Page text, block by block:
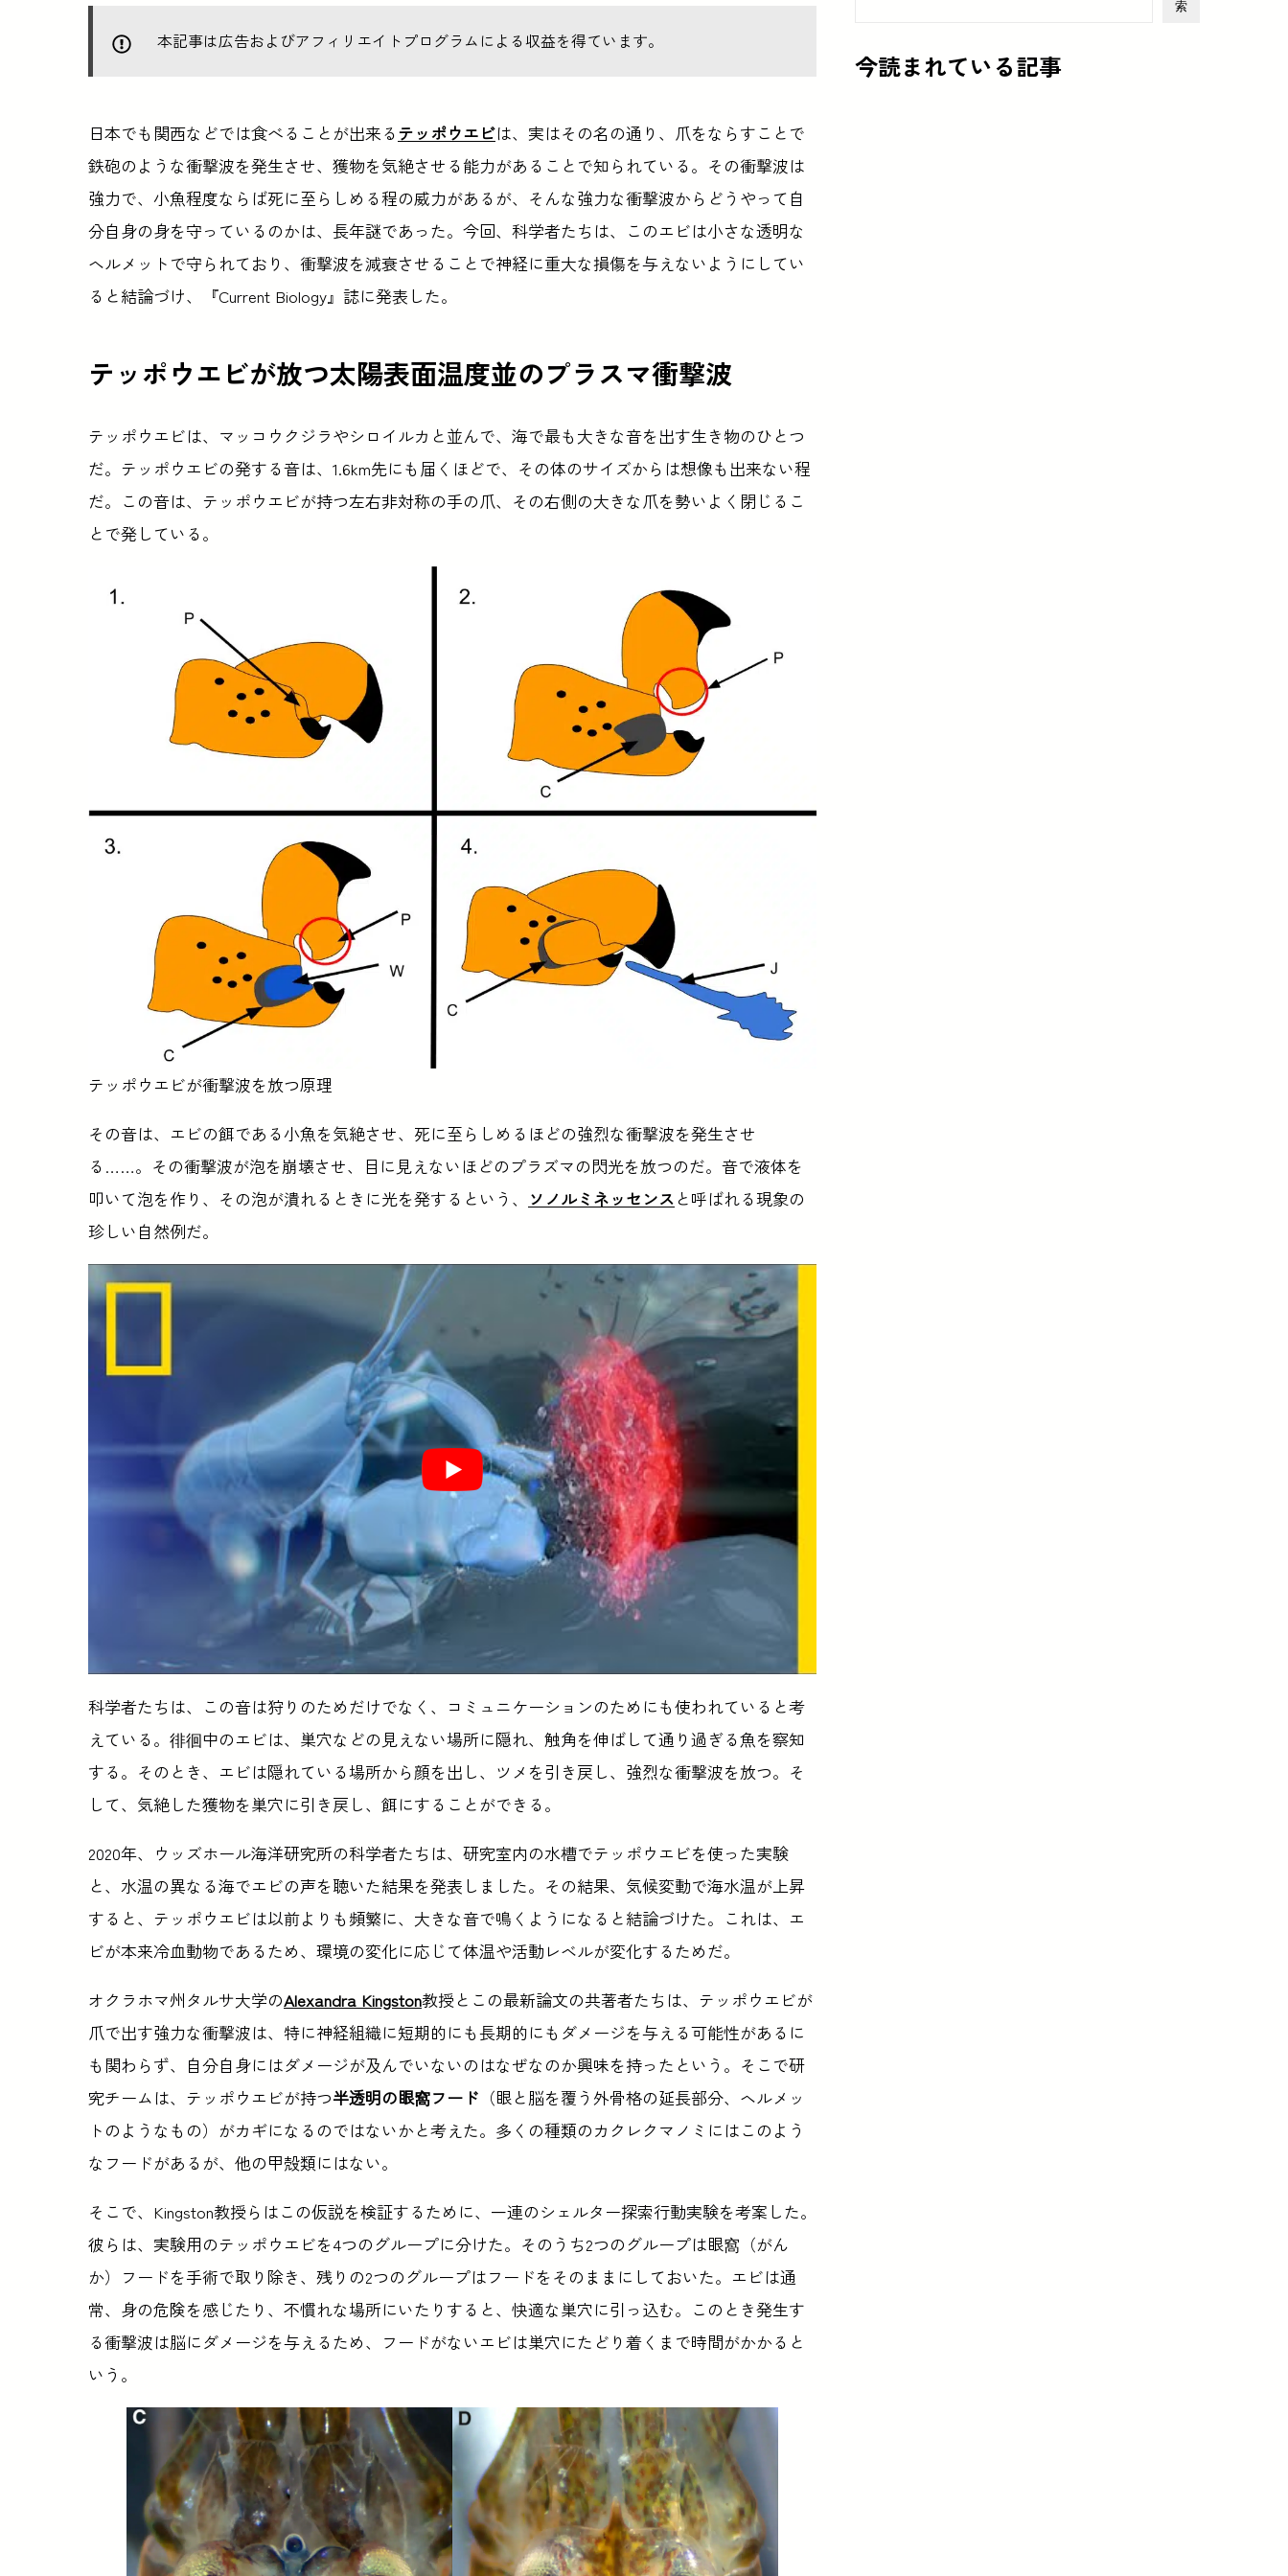
本記事は広告およびアフィリエイトプログラムによる収益を得ています。
日本でも関西などでは食べることが出来るテッポウエビは、実はその名の通り、爪をならすことで
鉄砲のような衝撃波を発生させ、獲物を気絶させる能力があることで知られている。その衝撃波は
強力で、小魚程度ならば死に至らしめる程の威力があるが、そんな強力な衝撃波からどうやって自
分自身の身を守っているのかは、長年謎であった。今回、科学者たちは、このエビは小さな透明な
ヘルメットで守られており、衝撃波を減衰させることで神経に重大な損傷を与えないようにしてい
ると結論づけ、『Current Biology』誌に発表した。
テッポウエビが放つ太陽表面温度並のプラスマ衝撃波
テッポウエビは、マッコウクジラやシロイルカと並んで、海で最も大きな音を出す生き物のひとつ
だ。テッポウエビの発する音は、1.6km先にも届くほどで、その体のサイズからは想像も出来ない程
だ。この音は、テッポウエビが持つ左右非対称の手の爪、その右側の大きな爪を勢いよく閉じるこ
とで発している。
テッポウエビが衝撃波を放つ原理
その音は、エビの餌である小魚を気絶させ、死に至らしめるほどの強烈な衝撃波を発生させ
る……。その衝撃波が泡を崩壊させ、目に見えないほどのプラズマの閃光を放つのだ。音で液体を
叩いて泡を作り、その泡が潰れるときに光を発するという、 ソノルミネッセンス と呼ばれる現象の
珍しい自然例だ。
科学者たちは、この音は狩りのためだけでなく、コミュニケーションのためにも使われていると考
えている。徘徊中のエビは、巣穴などの見えない場所に隠れ、触角を伸ばして通り過ぎる魚を察知
する。そのとき、エビは隠れている場所から顔を出し、ツメを引き戻し、強烈な衝撃波を放つ。そ
して、気絶した獲物を巣穴に引き戻し、餌にすることができる。
2020年、ウッズホール海洋研究所の科学者たちは、研究室内の水槽でテッポウエビを使った実験
と、水温の異なる海でエビの声を聴いた結果を発表しました。その結果、気候変動で海水温が上昇
すると、テッポウエビは以前よりも頻繁に、大きな音で鳴くようになると結論づけた。これは、エ
ビが本来冷血動物であるため、環境の変化に応じて体温や活動レベルが変化するためだ。
オクラホマ州タルサ大学のAlexandra Kingston教授とこの最新論文の共著者たちは、テッポウエビが
爪で出す強力な衝撃波は、特に神経組織に短期的にも長期的にもダメージを与える可能性があるに
も関わらず、自分自身にはダメージが及んでいないのはなぜなのか興味を持ったという。そこで研
究チームは、テッポウエビが持つ半透明の眼窩フード （眼と脳を覆う外骨格の延長部分、ヘルメッ
トのようなもの）がカギになるのではないかと考えた。多くの種類のカクレクマノミにはこのよう
なフードがあるが、他の甲殻類にはない。
そこで、Kingston教授らはこの仮説を検証するために、一連のシェルター探索行動実験を考案した。
彼らは、実験用のテッポウエビを4つのグループに分けた。そのうち2つのグループは眼窩（がん
か）フードを手術で取り除き、残りの2つのグループはフードをそのままにしておいた。エビは通
常、身の危険を感じたり、不慣れな場所にいたりすると、快適な巣穴に引っ込む。このとき発生す
る衝撃波は脳にダメージを与えるため、フードがないエビは巣穴にたどり着くまで時間がかかると
いう。
索
今読まれている記事